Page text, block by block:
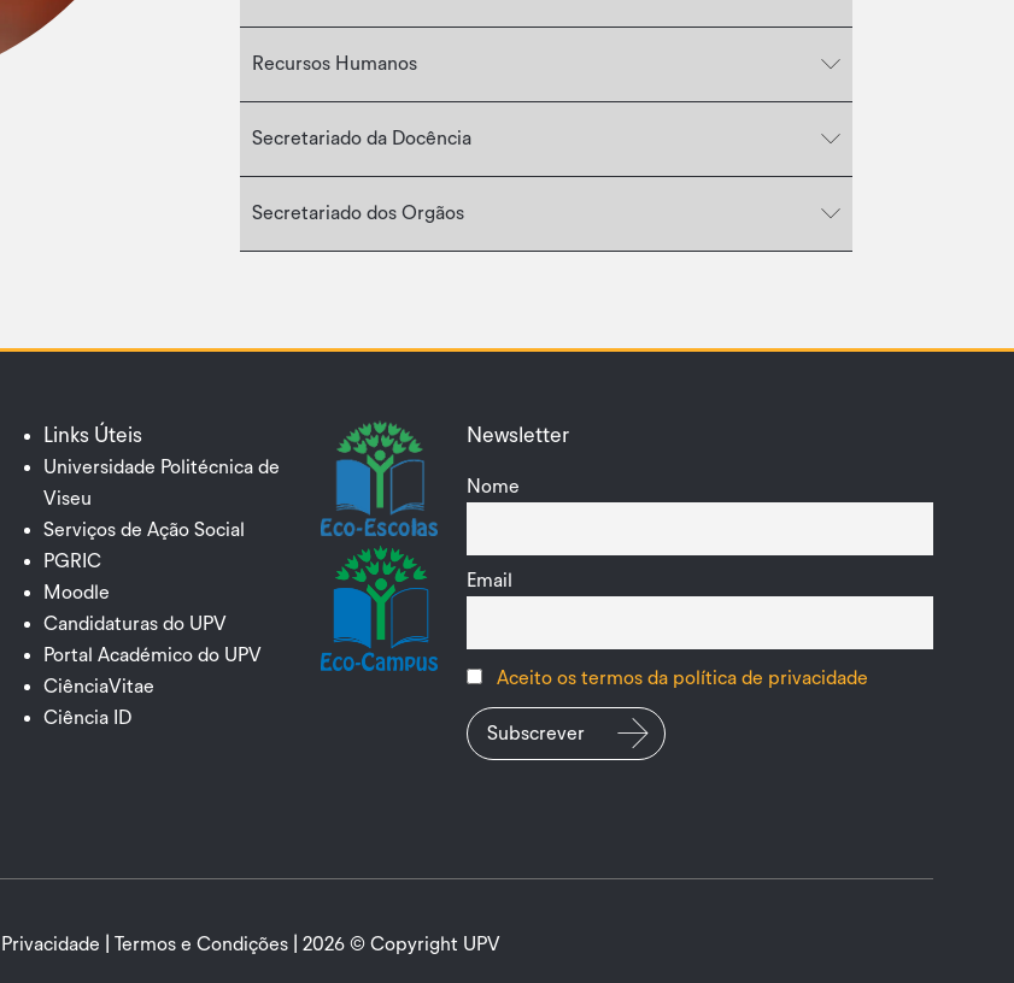
Recursos Humanos
Secretariado da Docência
Secretariado dos Orgãos
Links Úteis
Universidade Politécnica de
Viseu
Serviços de Ação Social
PGRIC
Moodle
Candidaturas do UPV
Portal Académico do UPV
CiênciaVitae
Ciência ID
Newsletter
Nome
Email
Aceito os termos da política de privacidade
Privacidade Termos e Condições| 2026 © Copyright UPV